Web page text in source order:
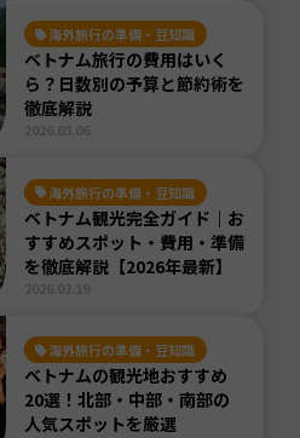
海外旅行の準備・豆知識
ベトナム旅行の費用はいく
ら？日数別の予算と節約術を
徹底解説
海外旅行の準備・豆知識
ベトナム観光完全ガイド｜お
すすめスポット・費用・準備
を徹底解説【2026年最新】
海外旅行の準備・豆知識
ベトナムの観光地おすすめ
20選！北部・中部・南部の
人気スポットを厳選